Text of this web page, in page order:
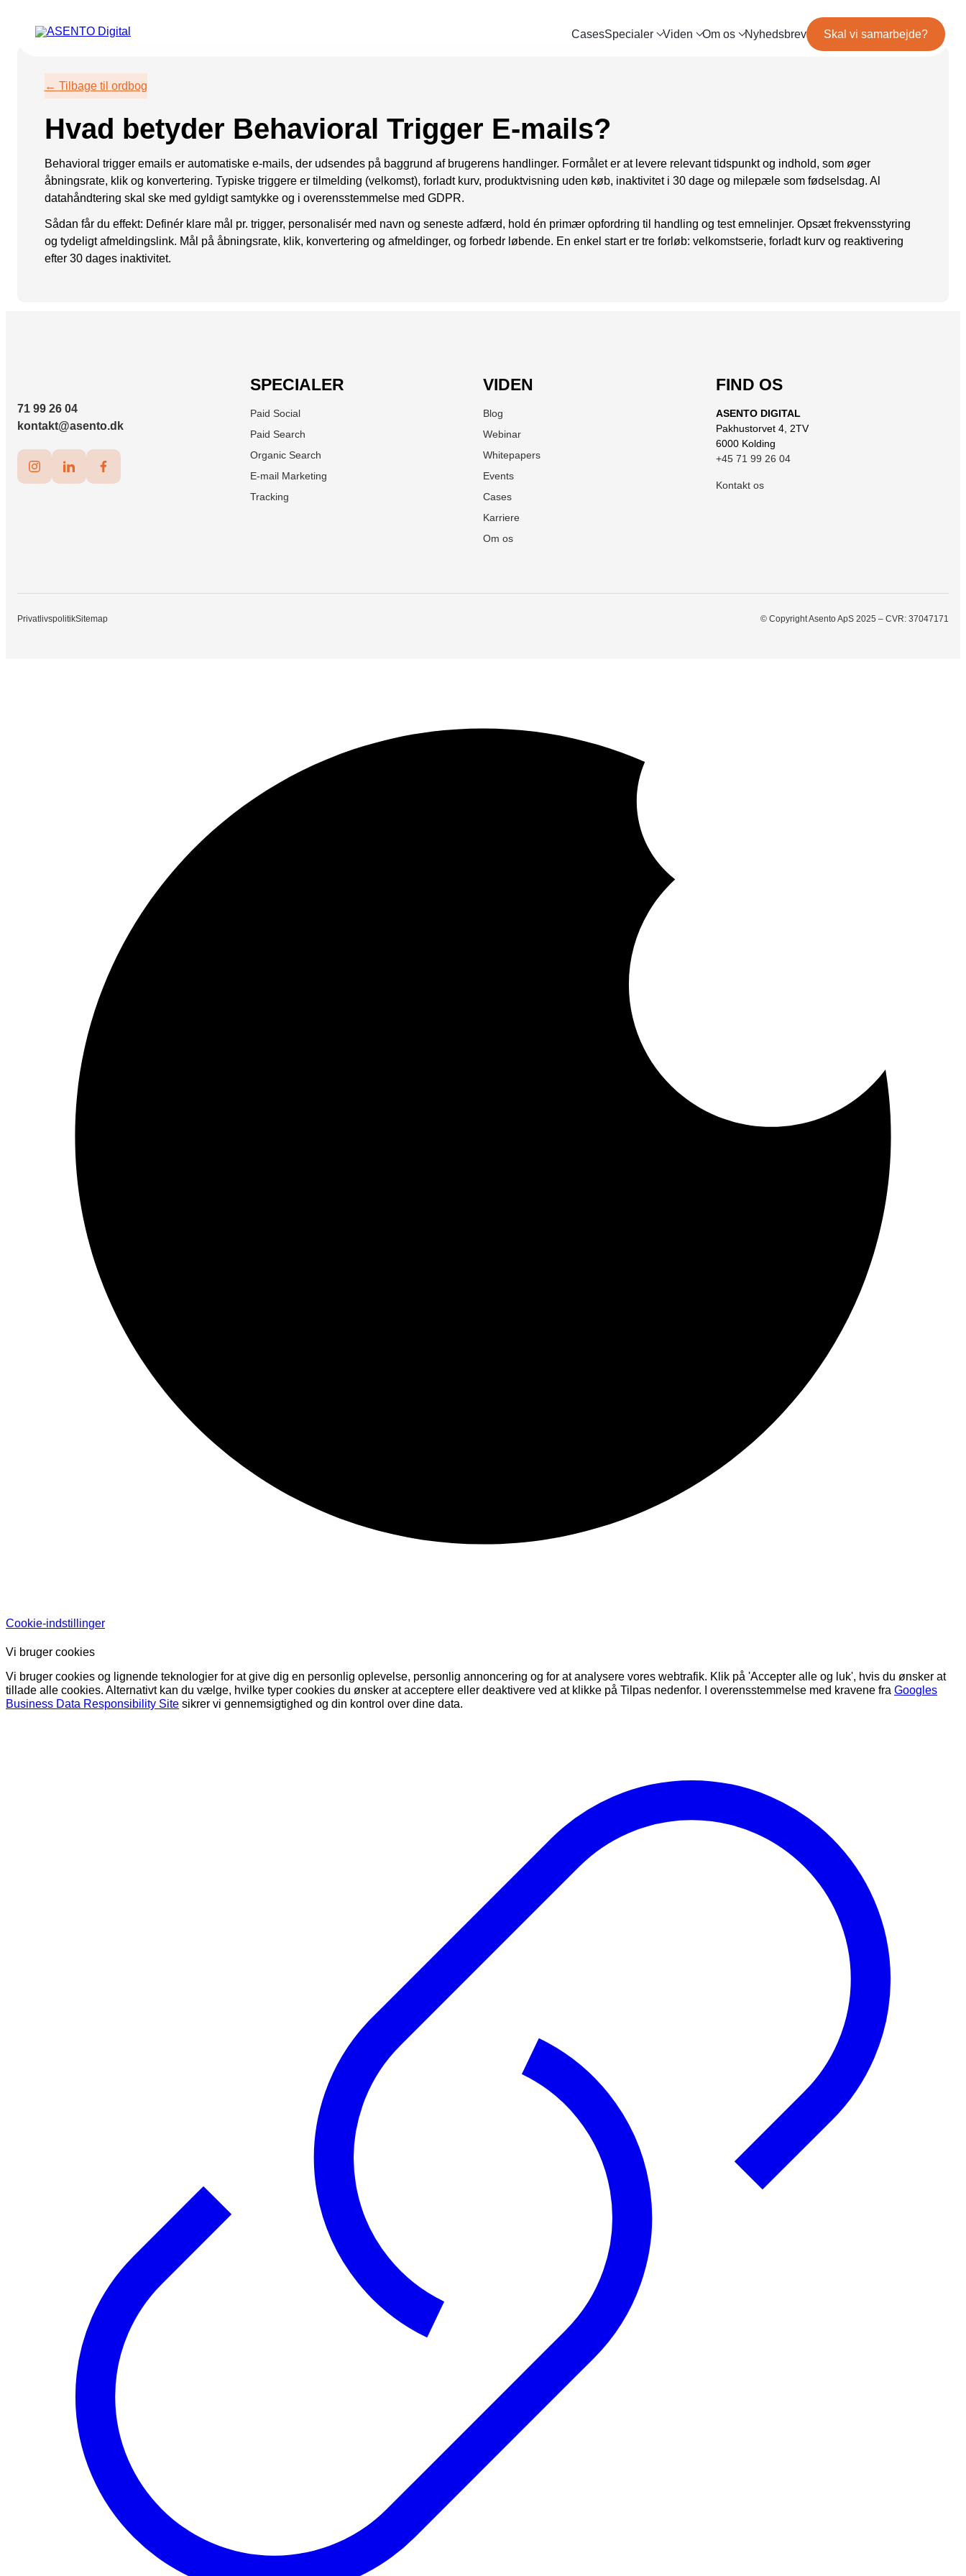
CasesSpecialer
ORGANIC SEARCH
GEO
Programmatic SEO
FÅ KORTLAGT DIN AI SYNLIGHED
Snapchat annoncering
LinkedIn annoncering
Pinterest annoncering
TikTok annoncering
Display annoncering
YouTube annoncering
Google shopping
Leadgenerering
E-mail automation
Viden
Whitepapers
Om os Nyhedsbrev Skal vi samarbejde?
← Tilbage til ordbog
Hvad betyder Behavioral Trigger E-mails?
Behavioral trigger emails er automatiske e-mails, der udsendes på baggrund af brugerens handlinger. Formålet er at levere relevant tidspunkt og indhold, som øger
åbningsrate, klik og konvertering. Typiske triggere er tilmelding (velkomst), forladt kurv, produktvisning uden køb, inaktivitet i 30 dage og milepæle som fødselsdag. Al
datahåndtering skal ske med gyldigt samtykke og i overensstemmelse med GDPR.
Sådan får du effekt: Definér klare mål pr. trigger, personalisér med navn og seneste adfærd, hold én primær opfordring til handling og test emnelinjer. Opsæt frekvensstyring
og tydeligt afmeldingslink. Mål på åbningsrate, klik, konvertering og afmeldinger, og forbedr løbende. En enkel start er tre forløb: velkomstserie, forladt kurv og reaktivering
efter 30 dages inaktivitet.
71 99 26 04
kontakt@asento.dk
SPECIALER
Paid Social
Paid Search
Organic Search
E-mail Marketing
Tracking
VIDEN
Blog
Webinar
Whitepapers
Events
Cases
Karriere
Om os
FIND OS
ASENTO DIGITAL
Pakhustorvet 4, 2TV
6000 Kolding
+45 71 99 26 04
Kontakt os
PrivatlivspolitikSitemap © Copyright Asento ApS 2025 – CVR: 37047171
Cookie-indstillinger
Vi bruger cookies
Vi bruger cookies og lignende teknologier for at give dig en personlig oplevelse, personlig annoncering og for at analysere vores webtrafik. Klik på 'Accepter alle og luk', hvis du ønsker at
tillade alle cookies. Alternativt kan du vælge, hvilke typer cookies du ønsker at acceptere eller deaktivere ved at klikke på Tilpas nedenfor. I overensstemmelse med kravene fra Googles
Business Data Responsibility Site sikrer vi gennemsigtighed og din kontrol over dine data.